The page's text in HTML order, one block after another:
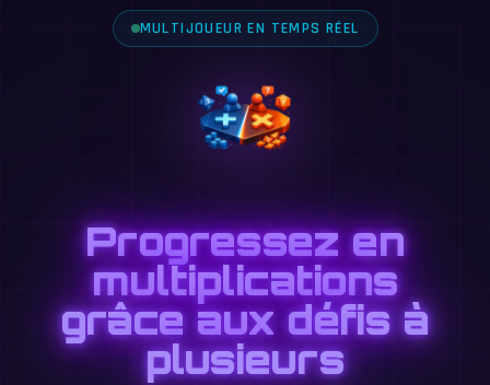
MULTIJOUEUR EN TEMPS RÉEL
Progressez en
multiplications
grâce aux défis à
plusieurs